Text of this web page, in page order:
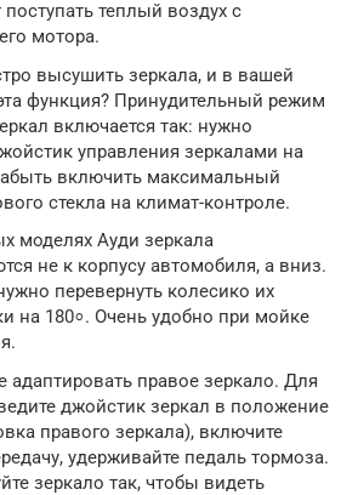
теплый воздух с
мотора.
высушить зеркала, и в вашей
функция? Принудительный режим
включается так: нужно
управления зеркалами на
включить максимальный
стекла на климат-контроле.
моделях Ауди зеркала
не к корпусу автомобиля, а вниз.
перевернуть колесико их
на 180⸰. Очень удобно при мойке
адаптировать правое зеркало. Для
джойстик зеркал в положение
правого зеркала), включите
удерживайте педаль тормоза.
зеркало так, чтобы видеть